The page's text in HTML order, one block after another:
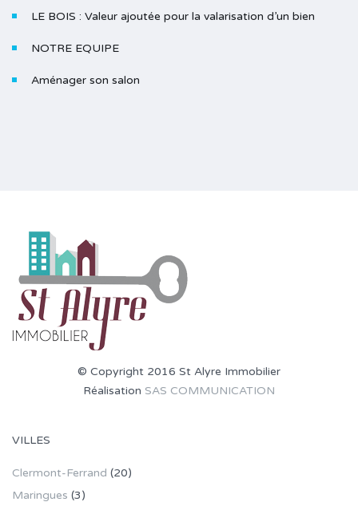
LE BOIS : Valeur ajoutée pour la valarisation d’un bien
NOTRE EQUIPE
Aménager son salon
© Copyright 2016 St Alyre Immobilier
Réalisation SAS COMMUNICATION
VILLES
Clermont-Ferrand (20)
Maringues (3)